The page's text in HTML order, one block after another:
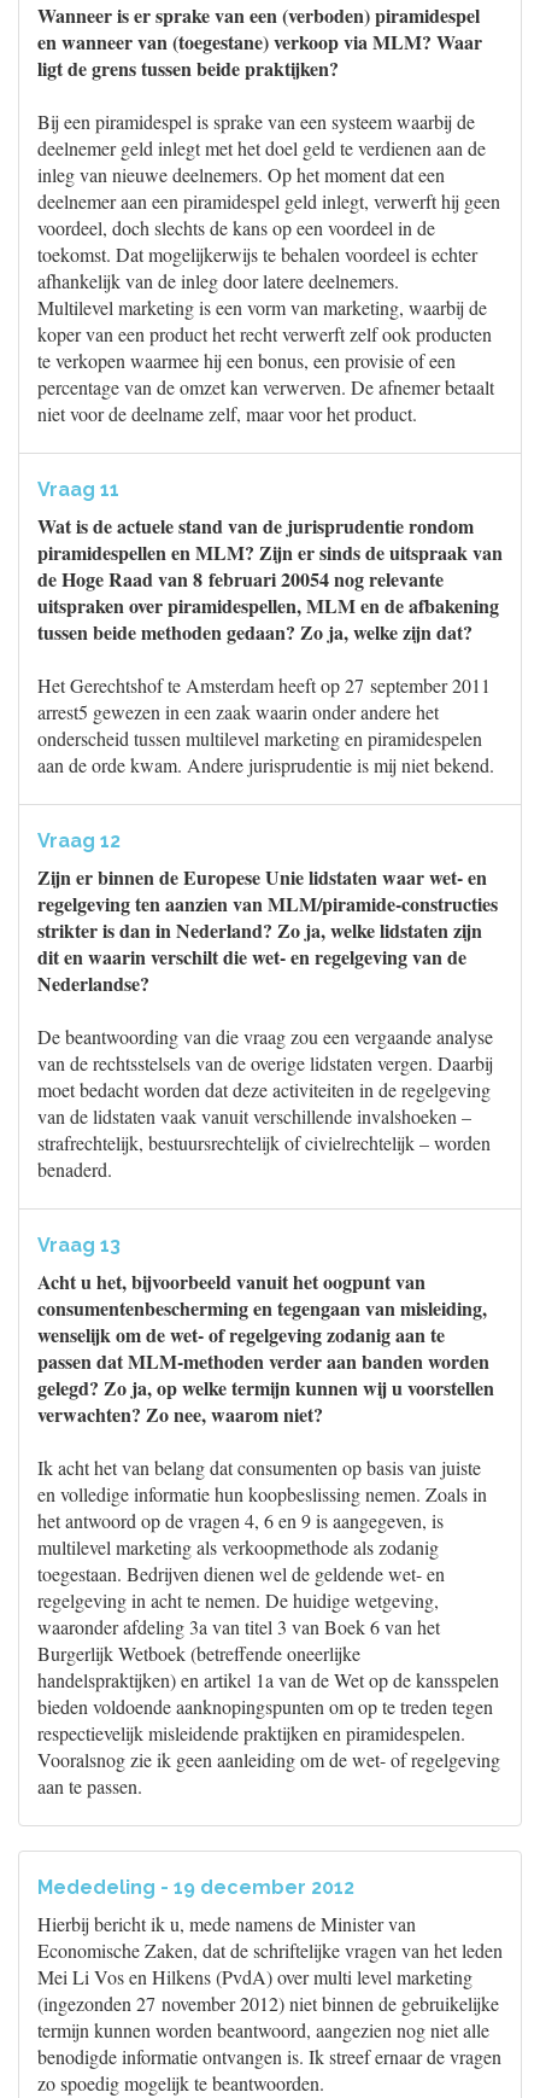
Wanneer is er sprake van een (verboden) piramidespel
en wanneer van (toegestane) verkoop via MLM? Waar
ligt de grens tussen beide praktijken?
Bij een piramidespel is sprake van een systeem waarbij de
deelnemer geld inlegt met het doel geld te verdienen aan de
inleg van nieuwe deelnemers. Op het moment dat een
deelnemer aan een piramidespel geld inlegt, verwerft hij geen
voordeel, doch slechts de kans op een voordeel in de
toekomst. Dat mogelijkerwijs te behalen voordeel is echter
afhankelijk van de inleg door latere deelnemers.
Multilevel marketing is een vorm van marketing, waarbij de
koper van een product het recht verwerft zelf ook producten
te verkopen waarmee hij een bonus, een provisie of een
percentage van de omzet kan verwerven. De afnemer betaalt
niet voor de deelname zelf, maar voor het product.
Vraag 11
Wat is de actuele stand van de jurisprudentie rondom
piramidespellen en MLM? Zijn er sinds de uitspraak van
de Hoge Raad van 8 februari 20054 nog relevante
uitspraken over piramidespellen, MLM en de afbakening
tussen beide methoden gedaan? Zo ja, welke zijn dat?
Het Gerechtshof te Amsterdam heeft op 27 september 2011
arrest5 gewezen in een zaak waarin onder andere het
onderscheid tussen multilevel marketing en piramidespelen
aan de orde kwam. Andere jurisprudentie is mij niet bekend.
Vraag 12
Zijn er binnen de Europese Unie lidstaten waar wet- en
regelgeving ten aanzien van MLM/piramide-constructies
strikter is dan in Nederland? Zo ja, welke lidstaten zijn
dit en waarin verschilt die wet- en regelgeving van de
Nederlandse?
De beantwoording van die vraag zou een vergaande analyse
van de rechtsstelsels van de overige lidstaten vergen. Daarbij
moet bedacht worden dat deze activiteiten in de regelgeving
van de lidstaten vaak vanuit verschillende invalshoeken –
strafrechtelijk, bestuursrechtelijk of civielrechtelijk – worden
benaderd.
Vraag 13
Acht u het, bijvoorbeeld vanuit het oogpunt van
consumentenbescherming en tegengaan van misleiding,
wenselijk om de wet- of regelgeving zodanig aan te
passen dat MLM-methoden verder aan banden worden
gelegd? Zo ja, op welke termijn kunnen wij u voorstellen
verwachten? Zo nee, waarom niet?
Ik acht het van belang dat consumenten op basis van juiste
en volledige informatie hun koopbeslissing nemen. Zoals in
het antwoord op de vragen 4, 6 en 9 is aangegeven, is
multilevel marketing als verkoopmethode als zodanig
toegestaan. Bedrijven dienen wel de geldende wet- en
regelgeving in acht te nemen. De huidige wetgeving,
waaronder afdeling 3a van titel 3 van Boek 6 van het
Burgerlijk Wetboek (betreffende oneerlijke
handelspraktijken) en artikel 1a van de Wet op de kansspelen
bieden voldoende aanknopingspunten om op te treden tegen
respectievelijk misleidende praktijken en piramidespelen.
Vooralsnog zie ik geen aanleiding om de wet- of regelgeving
aan te passen.
Mededeling - 19 december 2012
Hierbij bericht ik u, mede namens de Minister van
Economische Zaken, dat de schriftelijke vragen van het leden
Mei Li Vos en Hilkens (PvdA) over multi level marketing
(ingezonden 27 november 2012) niet binnen de gebruikelijke
termijn kunnen worden beantwoord, aangezien nog niet alle
benodigde informatie ontvangen is. Ik streef ernaar de vragen
zo spoedig mogelijk te beantwoorden.